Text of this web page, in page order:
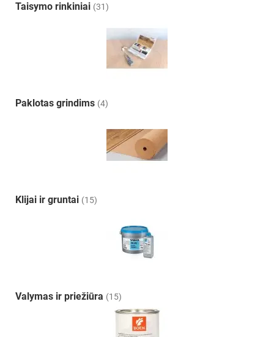
Taisymo rinkiniai (31)
Paklotas grindims (4)
Klijai ir gruntai (15)
Valymas ir priežiūra (15)